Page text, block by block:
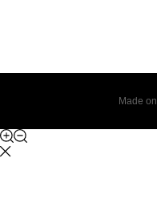
Made on